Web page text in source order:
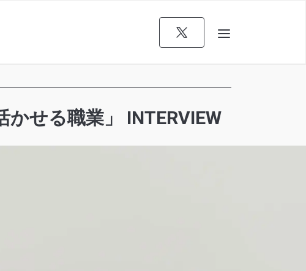
せる職業」 INTERVIEW